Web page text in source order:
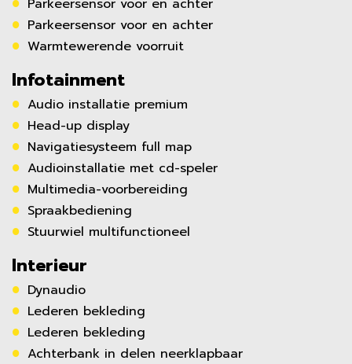
Parkeersensor voor en achter
Warmtewerende voorruit
Infotainment
Audio installatie premium
Head-up display
Navigatiesysteem full map
Audioinstallatie met cd-speler
Multimedia-voorbereiding
Spraakbediening
Stuurwiel multifunctioneel
Interieur
Dynaudio
Lederen bekleding
Lederen bekleding
Achterbank in delen neerklapbaar